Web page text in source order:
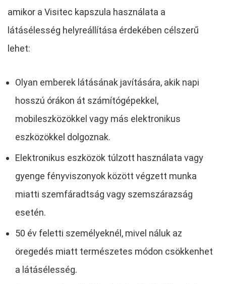
amikor a Visitec kapszula használata a
látásélesség helyreállítása érdekében célszerű
lehet:
Olyan emberek látásának javítására, akik napi
hosszú órákon át számítógépekkel,
mobileszközökkel vagy más elektronikus
eszközökkel dolgoznak.
Elektronikus eszközök túlzott használata vagy
gyenge fényviszonyok között végzett munka
miatti szemfáradtság vagy szemszárazság
esetén.
50 év feletti személyeknél, mivel náluk az
öregedés miatt természetes módon csökkenhet
a látásélesség.